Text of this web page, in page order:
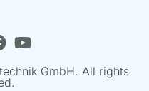
GmbH. All rights